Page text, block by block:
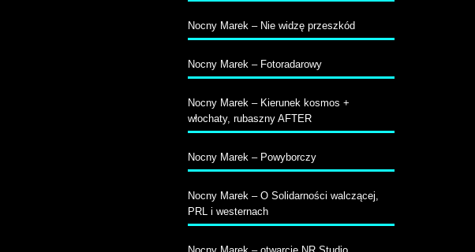
Nocny Marek – Nie widzę przeszkód
Nocny Marek – Fotoradarowy
Nocny Marek – Kierunek kosmos +
włochaty, rubaszny AFTER
Nocny Marek – Powyborczy
Nocny Marek – O Solidarności walczącej,
PRL i westernach